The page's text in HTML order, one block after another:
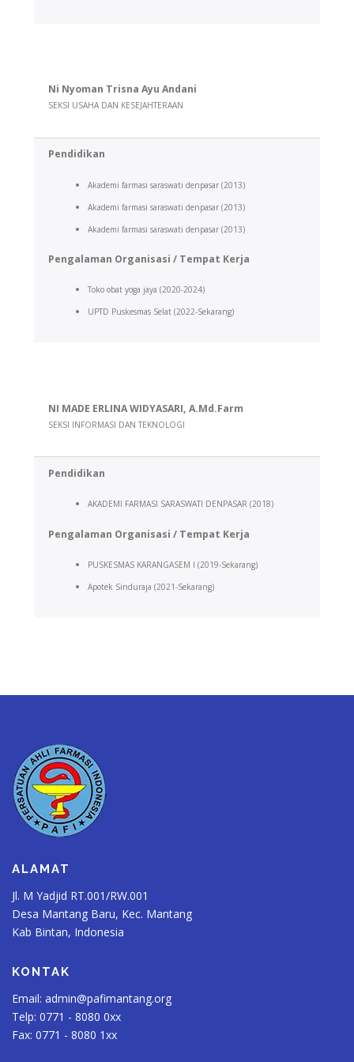
Ni Nyoman Trisna Ayu Andani
SEKSI USAHA DAN KESEJAHTERAAN
Pendidikan
Akademi farmasi saraswati denpasar (2013)
Akademi farmasi saraswati denpasar (2013)
Akademi farmasi saraswati denpasar (2013)
Pengalaman Organisasi / Tempat Kerja
Toko obat yoga jaya (2020-2024)
UPTD Puskesmas Selat (2022-Sekarang)
NI MADE ERLINA WIDYASARI, A.Md.Farm
SEKSI INFORMASI DAN TEKNOLOGI
Pendidikan
AKADEMI FARMASI SARASWATI DENPASAR (2018)
Pengalaman Organisasi / Tempat Kerja
PUSKESMAS KARANGASEM I (2019-Sekarang)
Apotek Sinduraja (2021-Sekarang)
ALAMAT
Jl. M Yadjid RT.001/RW.001
Desa Mantang Baru, Kec. Mantang
Kab Bintan, Indonesia
KONTAK
Email: admin@pafimantang.org
Telp: 0771 - 8080 0xx
Fax: 0771 - 8080 1xx